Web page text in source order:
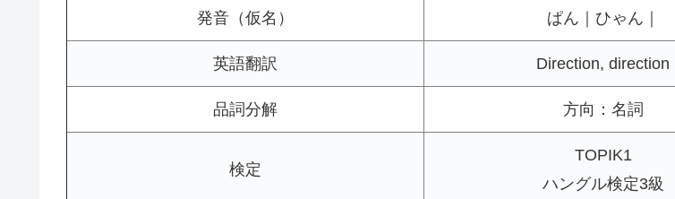
発音（仮名） ぱん｜ひゃん｜
英語翻訳 Direction, direction
品詞分解 方向：名詞
検定
TOPIK1
ハングル検定3級